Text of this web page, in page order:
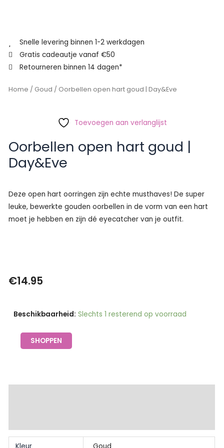
Snelle levering binnen 1-2 werkdagen
Gratis cadeautje vanaf €50
Retourneren binnen 14 dagen*
Home / Goud / Oorbellen open hart goud | Day&Eve
Toevoegen aan verlanglijst
Oorbellen open hart goud |
Day&Eve
Deze open hart oorringen zijn echte musthaves! De super
leuke, bewerkte gouden oorbellen in de vorm van een hart
moet je hebben en zijn dé eyecatcher van je outfit.
€14.95
Beschikbaarheid: Slechts 1 resterend op voorraad
Oorbellen
goud
SHOPPEN